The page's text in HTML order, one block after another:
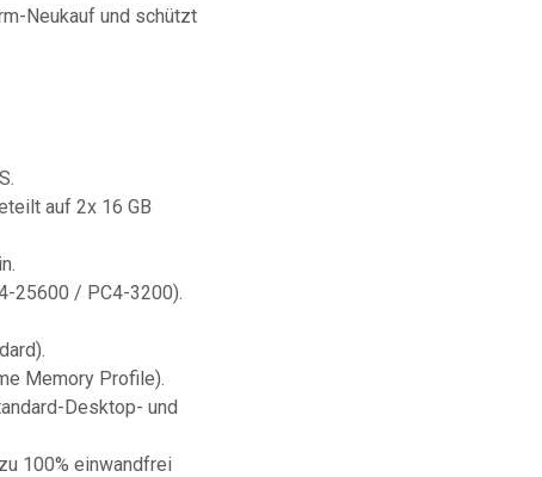
Neukauf und schützt
auf 2x 16 GB
25600 / PC4-3200).
Memory Profile).
Desktop- und
100% einwandfrei